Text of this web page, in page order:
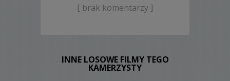
[ brak komentarzy ]
INNE LOSOWE FILMY TEGO
KAMERZYSTY